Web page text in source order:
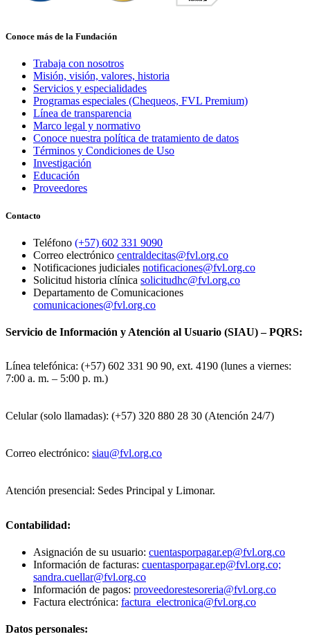
Conoce más de la Fundación
Trabaja con nosotros
Misión, visión, valores, historia
Servicios y especialidades
Programas especiales (Chequeos, FVL Premium)
Línea de transparencia
Marco legal y normativo
Conoce nuestra política de tratamiento de datos
Términos y Condiciones de Uso
Investigación
Educación
Proveedores
Contacto
Teléfono (+57) 602 331 9090
Correo electrónico centraldecitas@fvl.org.co
Notificaciones judiciales notificaciones@fvl.org.co
Solicitud historia clínica solicitudhc@fvl.org.co
Departamento de Comunicaciones
comunicaciones@fvl.org.co
Servicio de Información y Atención al Usuario (SIAU) – PQRS:
Línea telefónica: (+57) 602 331 90 90, ext. 4190 (lunes a viernes:
7:00 a. m. – 5:00 p. m.)
Celular (solo llamadas): (+57) 320 880 28 30 (Atención 24/7)
Correo electrónico: siau@fvl.org.co
Atención presencial: Sedes Principal y Limonar.
Contabilidad:
Asignación de su usuario: cuentasporpagar.ep@fvl.org.co
Información de facturas: cuentasporpagar.ep@fvl.org.co;
sandra.cuellar@fvl.org.co
Información de pagos: proveedorestesoreria@fvl.org.co
Factura electrónica: factura_electronica@fvl.org.co
Datos personales: